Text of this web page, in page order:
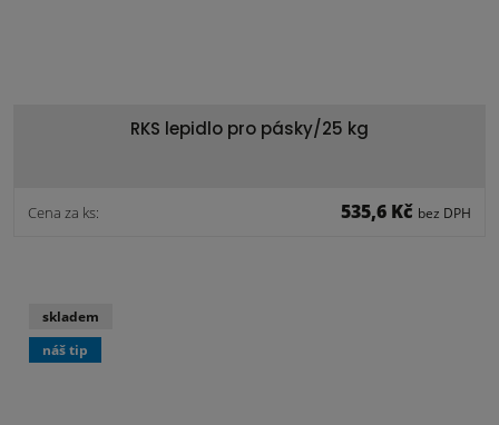
RKS lepidlo pro pásky/25 kg
Cena za ks: 535,6 Kč bez DPH
skladem
náš tip